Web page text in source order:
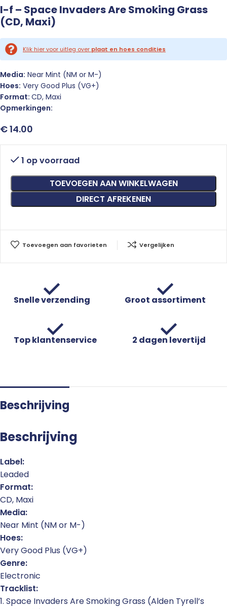
I-f – Space Invaders Are Smoking Grass
(CD, Maxi)
Klik hier voor uitleg over plaat en hoes condities
Media: Near Mint (NM or M-)
Hoes: Very Good Plus (VG+)
Format: CD, Maxi
Opmerkingen:
€14.00
1 op voorraad
TOEVOEGEN AAN WINKELWAGEN
DIRECT AFREKENEN
Toevoegen aan favorieten Vergelijken
Snelle verzending Groot assortiment
Top klantenservice 2 dagen levertijd
Beschrijving
Beschrijving
Label:
Leaded
Format:
CD, Maxi
Media:
Near Mint (NM or M-)
Hoes:
Very Good Plus (VG+)
Genre:
Electronic
Tracklist:
1. Space Invaders Are Smoking Grass (Alden Tyrell’s